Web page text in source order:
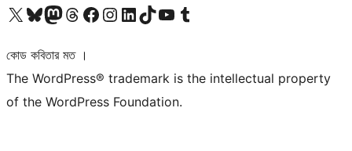
আমাদের X (আগের টুইটার) অ্যাকাউন্টে যানআমাদের Bluesky অ্যাকাউন্টটি দেখুনআমাদের মাস্টোডন অ্যাকাউন্টটি দেখুনআমাদের থ্রেডস অ্যাকাউন্টটি দেখুনআমাদের ফেসবুক পেজ দেখুনআমাদের ইন্সটাগ্রাম অ্যাকাউন্ট দেখুনআমাদের লিঙ্কডইন অ্যাকাউন্টে যানআমাদের TikTok অ্যাকাউন্টটি দেখুনআমাদের ইউটিউব চ্যানেলে যান আমাদের টাম্বলার অ্যাকাউন্ট দেখুন
কোড কবিতার মত ।
The WordPress® trademark is the intellectual property
of the WordPress Foundation.